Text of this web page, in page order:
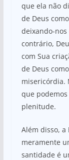
que ela não
de Deus
deixando-
contrário,
com Sua
de Deus
misericórdia.
que
plenitude.
Além disso,
meramente
santidade é